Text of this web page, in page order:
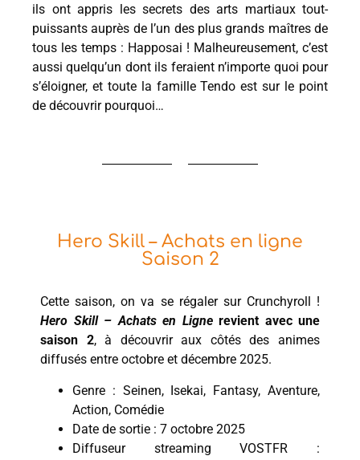
ils ont appris les secrets des arts martiaux tout-
puissants auprès de l’un des plus grands maîtres de
tous les temps : Happosai ! Malheureusement, c’est
aussi quelqu’un dont ils feraient n’importe quoi pour
s’éloigner, et toute la famille Tendo est sur le point
de découvrir pourquoi…
Hero Skill – Achats en ligne
Saison 2
Cette saison, on va se régaler sur Crunchyroll !
Hero Skill – Achats en Lignerevient avec une
saison 2, à découvrir aux côtés des animes
diffusés entre octobre et décembre 2025.
Genre : Seinen, Isekai, Fantasy, Aventure,
Action, Comédie
Date de sortie : 7 octobre 2025
Diffuseur streaming VOSTFR :